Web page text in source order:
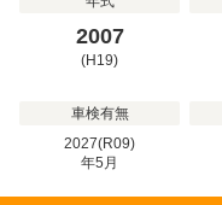
2007
(H19)
車検有無
2027(R09)
年5 月